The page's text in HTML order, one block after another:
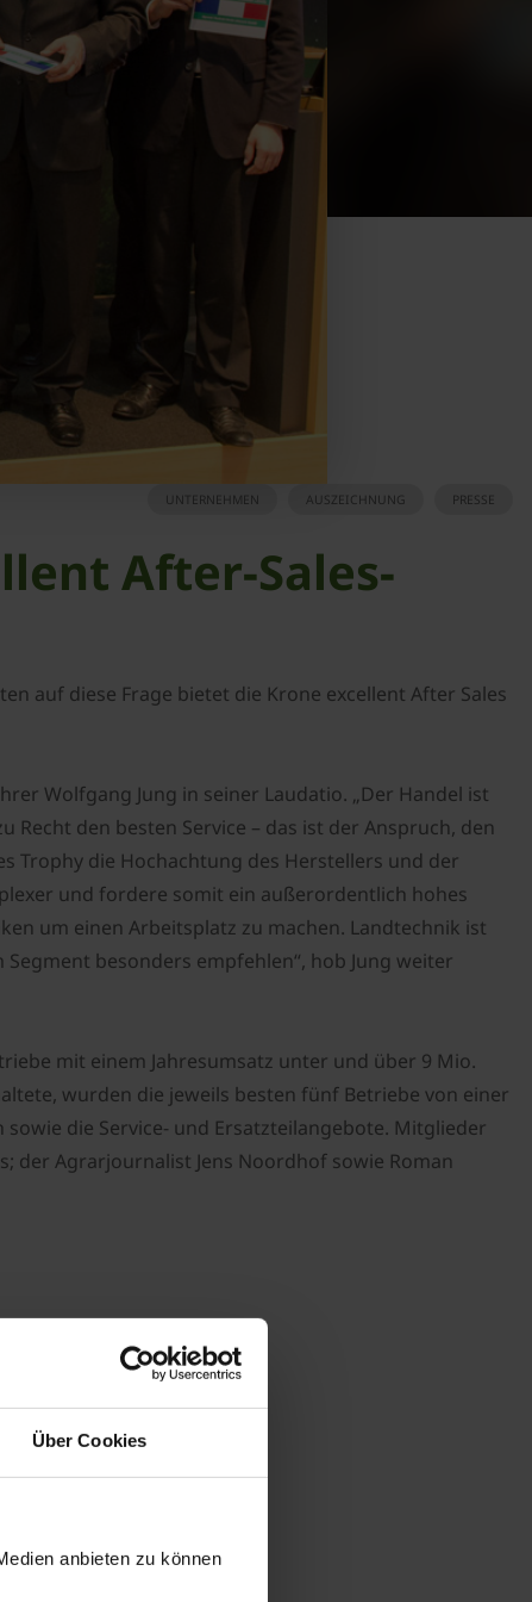
Über Cookies
anbieten zu können
PRESSE
AUSZEICHNUNG
UNTERNEHMEN
After-Sales-
auf diese Frage bietet die Krone excellent After Sales
Wolfgang Jung in seiner Laudatio. „Der Handel ist
den besten Service – das ist der Anspruch, den
Trophy die Hochachtung des Herstellers und der
und fordere somit ein außerordentlich hohes
um einen Arbeitsplatz zu machen. Landtechnik ist
besonders empfehlen“, hob Jung weiter
mit einem Jahresumsatz unter und über 9 Mio.
wurden die jeweils besten fünf Betriebe von einer
die Service- und Ersatzteilangebote. Mitglieder
der Agrarjournalist Jens Noordhof sowie Roman